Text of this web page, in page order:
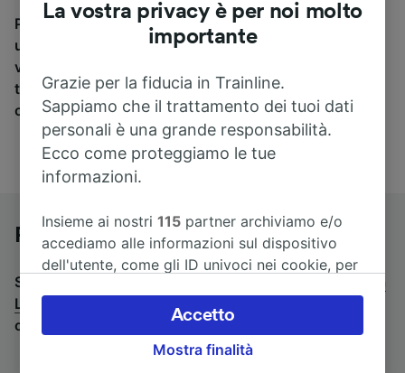
Per trovare i biglietti dei pullman, è sufficiente avviare
una ricerca in alto, e compareremo i tempi e i costi del
viaggio in treno e in pullman. Con Trainline puoi
trovare i biglietti per viaggiare con oltre 170
compagnie ferroviarie e dei pullman.
Pullman da Bregenz a Lindau Hbf
Stai cercando un viaggio di ritorno? Vai su
Lindau Hbf a Bregenz
Se preferisci prendere il treno,
consulta la pagina
treni da Bregenz a Lindau Hbf
La vostra privacy è per noi molto
importante
Grazie per la fiducia in Trainline.
Sappiamo che il trattamento dei tuoi dati
personali è una grande responsabilità.
Ecco come proteggiamo le tue
informazioni.
Insieme ai nostri115 partner archiviamo e/o
accediamo alle informazioni sul dispositivo
dell'utente, come gli ID univoci nei cookie, per
accettare o gestire le proprie scelte facendo
clic di seguito, tra cui il proprio diritto di
opporsi sulla base di un interesse legittimo o
Mostra finalità
Accetto